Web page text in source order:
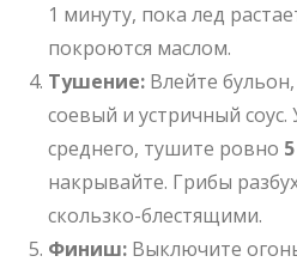
1 минуту, пока лед
покроются маслом.
Тушение: Влейте
соевый и устричный
среднего, тушите ровно
накрывайте. Грибы
скользко-блестящими.
Финиш: Выключите